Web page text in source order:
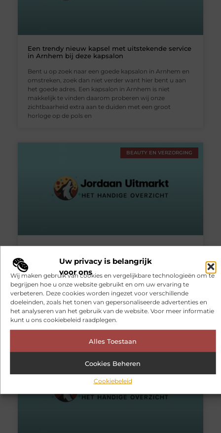
Uw privacy is belangrijk
voor ons
Wij maken gebruik van cookies en vergelijkbare technologieën om te
begrijpen hoe u onze website gebruikt en om uw ervaring te
verbeteren. Deze cookies worden ingezet voor verschillende
doeleinden, zoals het tonen van gepersonaliseerde advertenties en
het analyseren van het gebruik van de website. Voor meer informatie
kunt u ons cookiebeleid raadplegen.
Alles Toestaan
Cookies Beheren
Cookiebeleid
Een trendy nieuw kapsel met uitstekende service
in Arnhem bij deze kapsalon
Bent u op zoek naar een goede kapsalon in Arnhem en
omstreken, zoek dan niet verder want hier bent u aan
het goede adres. Een kapsalon in Arnhem is niet
makkelijk te vinden daarom proberen wij onze
zichtbaarheid extra aan te duiden met een groot
horloge op de pols en
BEAUTY EN VERZORGING
Bijhouden van schoonheid in Nijmegen
Uw schoonheid wordt beïnvloed door meerdere
factoren. In de stad zijn er meer factoren die uw huid
kunnen aantasten. Hoe zit dat met de prachtige
schoonheid Nijmegen? In deze stad wonen relatief veel
studenten, ja een zo genoemde studentenstad.
Hierdoor zijn er wat minder auto’s dan in andere
steden, echter